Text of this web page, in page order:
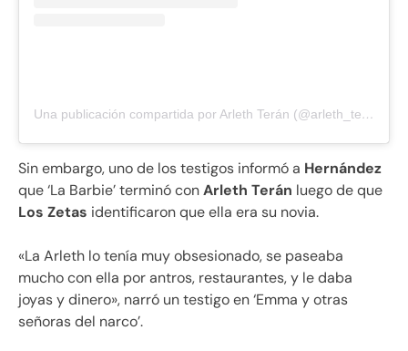
Una publicación compartida por Arleth Terán (@arleth_teran111)
Sin embargo, uno de los testigos informó a Hernández
que ‘La Barbie’ terminó conArleth Terán luego de que
Los Zetas identificaron que ella era su novia.
«La Arleth lo tenía muy obsesionado, se paseaba
mucho con ella por antros, restaurantes, y le daba
joyas y dinero», narró un testigo en ‘Emma y otras
señoras del narco’.